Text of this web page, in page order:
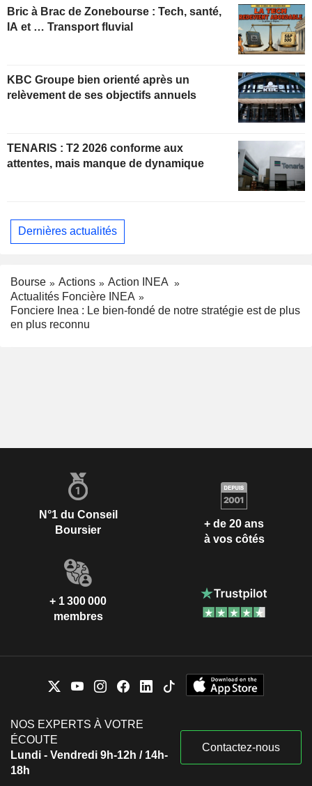
Bric à Brac de Zonebourse : Tech, santé,
IA et … Transport fluvial
KBC Groupe bien orienté après un
relèvement de ses objectifs annuels
TENARIS : T2 2026 conforme aux
attentes, mais manque de dynamique
Dernières actualités
Bourse Actions
Action INEA
Actualités Foncière INEA
Fonciere Inea : Le bien-fondé de notre stratégie est de plus
en plus reconnu
N°1 du Conseil
Boursier
+ de 20 ans
à vos côtés
+ 1 300 000
membres
NOS EXPERTS À VOTRE
ÉCOUTE
Lundi - Vendredi 9h-12h / 14h-
18h
Contactez-nous